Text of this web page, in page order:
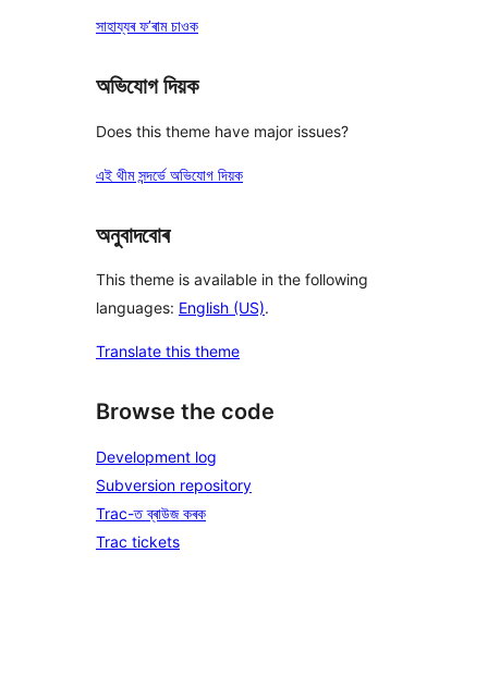
সাহায্যৰ ফ’ৰাম চাওক
অভিযোগ দিয়ক
Does this theme have major issues?
এই থীম সন্দৰ্ভে অভিযোগ দিয়ক
অনুবাদবোৰ
This theme is available in the following
languages: English (US).
Translate this theme
Browse the code
Development log
Subversion repository
Trac-ত ব্ৰাউজ কৰক
Trac tickets